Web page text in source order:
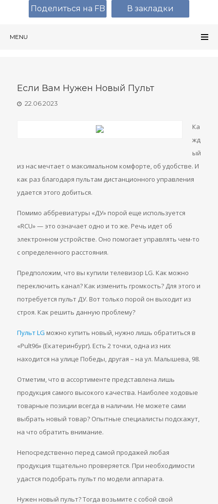
MENU
Если Вам Нужен Новый Пульт
22.06.2023
Ка
жд
ый
из нас мечтает о максимальном комфорте, об удобстве. И
как раз благодаря пультам дистанционного управления
удается этого добиться.
Помимо аббревиатуры «ДУ» порой еще используется
«RCU» — это означает одно и то же. Речь идет об
электронном устройстве. Оно помогает управлять чем-то
с определенного расстояния.
Предположим, что вы купили телевизор LG. Как можно
переключить канал? Как изменить громкость? Для этого и
потребуется пульт ДУ. Вот только порой он выходит из
строя. Как решить данную проблему?
Пульт LG можно купить новый, нужно лишь обратиться в
«Pult96» (Екатеринбург). Есть 2 точки, одна из них
находится на улице Победы, другая – на ул. Малышева, 98.
Отметим, что в ассортименте представлена лишь
продукция самого высокого качества. Наиболее ходовые
товарные позиции всегда в наличии. Не можете сами
выбрать новый товар? Опытные специалисты подскажут,
на что обратить внимание.
Непосредственно перед самой продажей любая
продукция тщательно проверяется. При необходимости
удастся подобрать пульт по модели аппарата.
Нужен новый пульт? Тогда возьмите с собой свой
Поделиться на FB В закладки